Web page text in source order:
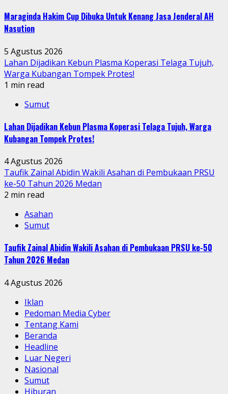
Maraginda Hakim Cup Dibuka Untuk Kenang Jasa Jenderal AH
Nasution
5 Agustus 2026
Lahan Dijadikan Kebun Plasma Koperasi Telaga Tujuh,
Warga Kubangan Tompek Protes!
1 min read
Sumut
Lahan Dijadikan Kebun Plasma Koperasi Telaga Tujuh, Warga
Kubangan Tompek Protes!
4 Agustus 2026
Taufik Zainal Abidin Wakili Asahan di Pembukaan PRSU
ke-50 Tahun 2026 Medan
2 min read
Asahan
Sumut
Taufik Zainal Abidin Wakili Asahan di Pembukaan PRSU ke-50
Tahun 2026 Medan
4 Agustus 2026
Iklan
Pedoman Media Cyber
Tentang Kami
Beranda
Headline
Luar Negeri
Nasional
Sumut
Hiburan